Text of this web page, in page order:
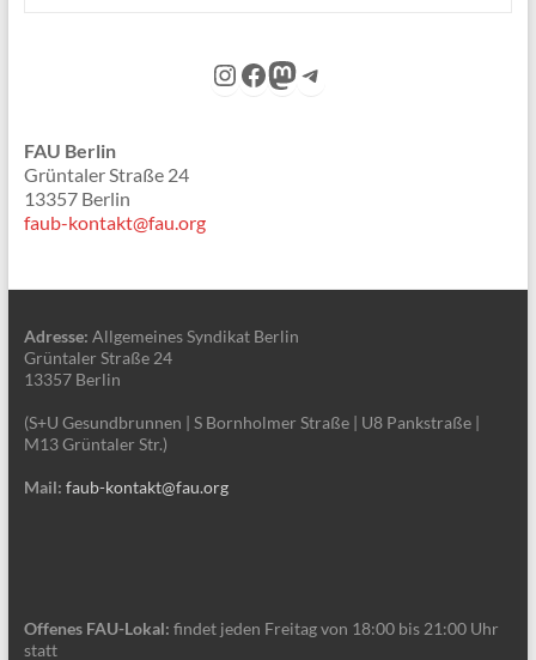
Instagram
Facebook
Mastodon
Telegram
FAU Berlin
Grüntaler Straße 24
13357 Berlin
faub-kontakt@fau.org
Adresse: Allgemeines Syndikat Berlin
Grüntaler Straße 24
13357 Berlin
(S+U Gesundbrunnen | S Bornholmer Straße | U8 Pankstraße |
M13 Grüntaler Str.)
Mail: faub-kontakt@fau.org
Offenes FAU-Lokal: findet jeden Freitag von 18:00 bis 21:00 Uhr
statt